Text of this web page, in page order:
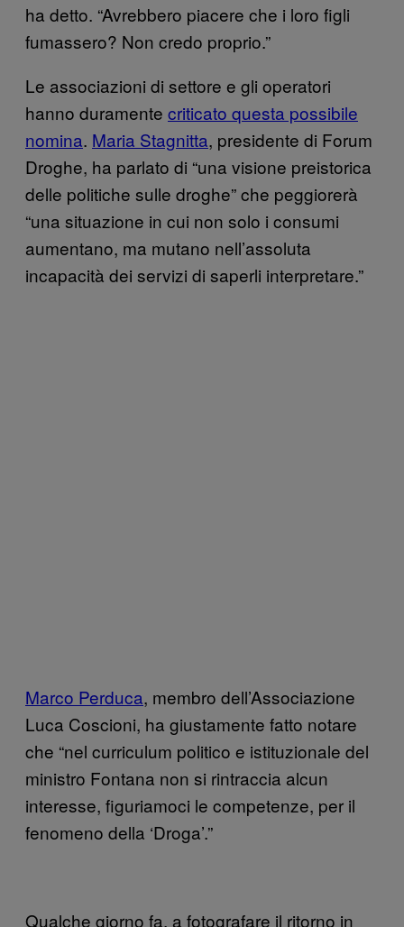
ha detto. “Avrebbero piacere che i loro figli
fumassero? Non credo proprio.”
Le associazioni di settore e gli operatori
hanno duramente criticato questa possibile
nomina. Maria Stagnitta, presidente di Forum
Droghe, ha parlato di “una visione preistorica
delle politiche sulle droghe” che peggiorerà
“una situazione in cui non solo i consumi
aumentano, ma mutano nell’assoluta
incapacità dei servizi di saperli interpretare.”
Marco Perduca, membro dell’Associazione
Luca Coscioni, ha giustamente fatto notare
che “nel curriculum politico e istituzionale del
ministro Fontana non si rintraccia alcun
interesse, figuriamoci le competenze, per il
fenomeno della ‘Droga’.”
Qualche giorno fa, a fotografare il ritorno in